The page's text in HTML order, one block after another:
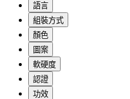
語言
組裝方式
顏色
圖案
軟硬度
認證
功效